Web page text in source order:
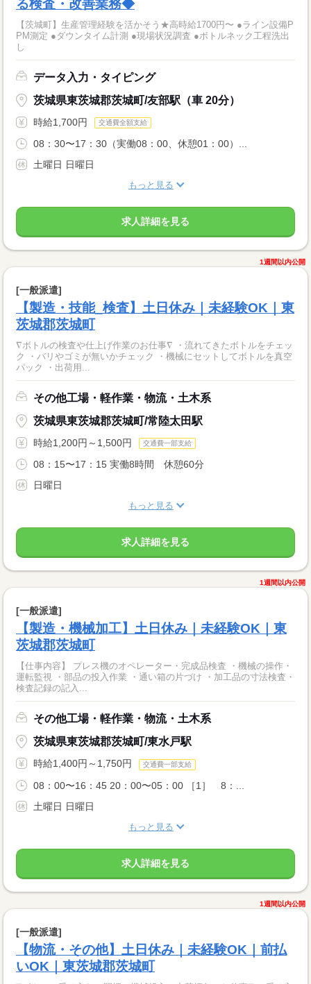
る検査・改善業務◆
【茨城町】生産管理経験を活かそう★高時給1700円〜 ●ライン設備P
PM測定 ●ダウンタイム計測 ●現場状況調査 ●ボトルネック工程洗出
し
データ入力・タイピング
茨城県東茨城郡茨城町/友部駅（車 20分）
時給1,700円 交通費全額支給
08：30〜17：30（実働08：00、休憩01：00）...
土曜日 日曜日
もっと見る
求人詳細を見る
1週間以内公開
[一般派遣]
【製造・技能_検査】土日休み｜未経験OK｜東
茨城郡茨城町
∇ボトルの検査や仕上げ作業のお仕事∇ ・流れてきたボトルをチェッ
ク ・バリやゴミが無いかチェック ・機械にセットしてボトルを真空
パック ・出荷用...
その他工場・軽作業・物流・土木系
茨城県東茨城郡茨城町/常陸太田駅
時給1,200円～1,500円 交通費一部支給
08：15〜17：15 実働8時間 休憩60分
日曜日
もっと見る
求人詳細を見る
1週間以内公開
[一般派遣]
【製造・機械加工】土日休み｜未経験OK｜東
茨城郡茨城町
【仕事内容】 プレス機のオペレーター・完成品検査 ・機械の操作・
運転監視 ・部品の投入作業 ・通い箱の片づけ ・加工品の寸法検査・
検査記録の記入...
その他工場・軽作業・物流・土木系
茨城県東茨城郡茨城町/東水戸駅
時給1,400円～1,750円 交通費一部支給
08：00〜16：45 20：00〜05：00 ［1］ 8：...
土曜日 日曜日
もっと見る
求人詳細を見る
1週間以内公開
[一般派遣]
【物流・その他】土日休み｜未経験OK｜前払
いOK｜東茨城郡茨城町